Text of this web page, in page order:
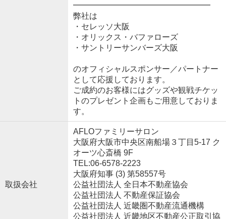
━━━━━━━━━━━━━━━━━
弊社は
・セレッソ大阪
・オリックス・バファローズ
・サントリーサンバーズ大阪
のオフィシャルスポンサー／パートナー
として応援しております。
ご成約のお客様にはグッズや観戦チケッ
トのプレゼント企画もご用意しておりま
す。
取扱会社
AFLOファミリーサロン
大阪府大阪市中央区南船場３丁目5-17 ク
オーツ心斎橋 9F
TEL:06-6578-2223
大阪府知事 (3) 第58557号
公益社団法人 全日本不動産協会
公益社団法人 不動産保証協会
公益社団法人 近畿圏不動産流通機構
公益社団法人 近畿地区不動産公正取引協